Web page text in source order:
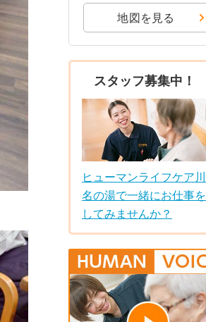
地図を見る
スタッフ募集中！
ヒューマンライフケア川
名の湯で一緒にお仕事を
してみませんか？